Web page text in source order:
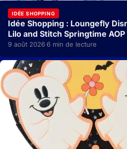
IDÉE SHOPPING
Idée Shopping : Loungefly
Lilo and Stitch Springtime AOP
9 août 2026·6 min de lecture